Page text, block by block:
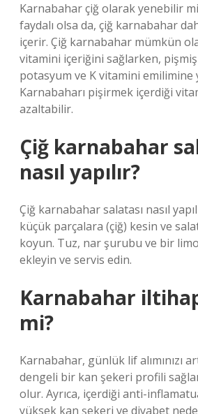
Karnabahar çiğ olarak yenebilir
faydalı olsa da, çiğ karnabahar
içerir. Çiğ karnabahar mümkün
vitamini içeriğini sağlarken,
potasyum ve K vitamini emilimine
Karnabaharı pişirmek içerdiği
azaltabilir.
Çiğ karnabahar
nasıl yapılır?
Çiğ karnabahar salatası nasıl
küçük parçalara (çiğ) kesin ve
koyun. Tuz, nar şurubu ve bir
ekleyin ve servis edin.
Karnabahar
mi?
Karnabahar, günlük lif alımınızı
dengeli bir kan şekeri profili
olur. Ayrıca, içerdiği anti-
yüksek kan şekeri ve diyabet